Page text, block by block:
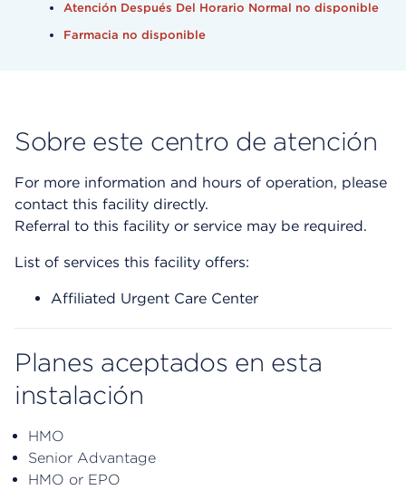
Atención Después Del Horario Normal no disponible
Farmacia no disponible
Sobre este centro de atención
For more information and hours of operation, please
contact this facility directly.
Referral to this facility or service may be required.
List of services this facility offers:
Affiliated Urgent Care Center
Planes aceptados en esta
instalación
HMO
Senior Advantage
HMO or EPO